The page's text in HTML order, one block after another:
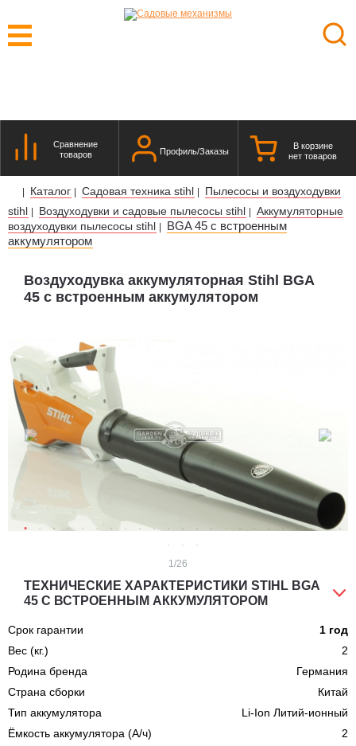
Сравнение
товаров
Профиль/Заказы
В корзине
нет товаров
| Каталог | Садовая техника stihl |
Пылесосы и воздуходувки
stihl | Воздуходувки и садовые пылесосы stihl | Аккумуляторные
воздуходувки пылесосы stihl |
BGA 45 с встроенным
аккумулятором
Воздуходувка аккумуляторная Stihl BGA
45 с встроенным аккумулятором
1/26
ТЕХНИЧЕСКИЕ ХАРАКТЕРИСТИКИ STIHL BGA
45 С ВСТРОЕННЫМ АККУМУЛЯТОРОМ
Срок гарантии
1 год
Вес (кг.)
2
Родина бренда
Германия
Страна сборки
Китай
Тип аккумулятора
Li-Ion Литий-ионный
Ёмкость аккумулятора (А/ч)
2